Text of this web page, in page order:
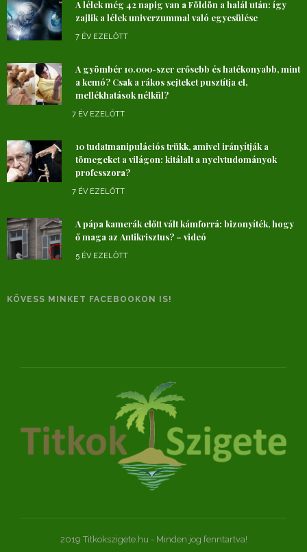
A lélek még 42 napig van a Földön a halál után: így
zajlik a lélek univerzummal való egyesülése
7 ÉV EZELŐTT
A gyömbér 10.000-szer erősebb és hatékonyabb, mint
a kemó? Csak a rákos sejteket pusztítja el,
mellékhatások nélkül?
7 ÉV EZELŐTT
10 tudatmanipulációs trükk, amivel irányítják a
tömegeket a világon: kitálalt a nyelvtudományok
professzora?
7 ÉV EZELŐTT
A pápa kamerák előtt vált kámforrá: bizonyíték, hogy
ő maga az Antikrisztus? – videó
5 ÉV EZELŐTT
KÖVESS MINKET FACEBOOKON IS!
2019 Titkokszigete.hu - Minden jog fenntartva!